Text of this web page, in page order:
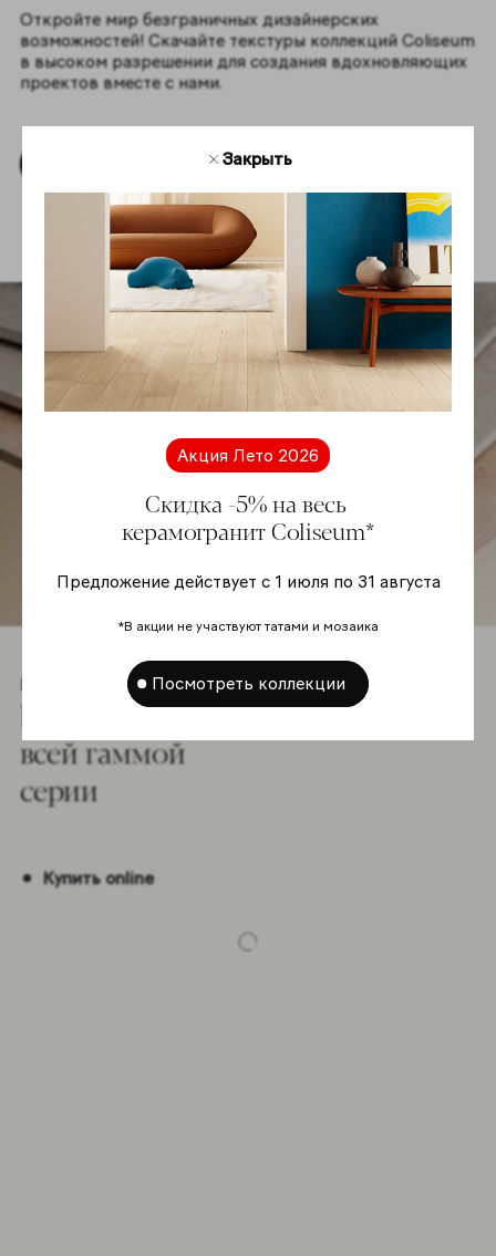
Откройте мир безграничных дизайнерских
возможностей! Скачайте текстуры коллекций Coliseum
в высоком разрешении для создания вдохновляющих
проектов вместе с нами.
Гамма
Познакомьтесь co
всей гаммой
серии
Купить online
Закрыть
Акция Лето 2026
Скидка -5% на весь
керамогранит Coliseum*
Предложение действует с 1 июля по 31 августа
*В акции не участвуют татами и мозаика
Посмотреть коллекции